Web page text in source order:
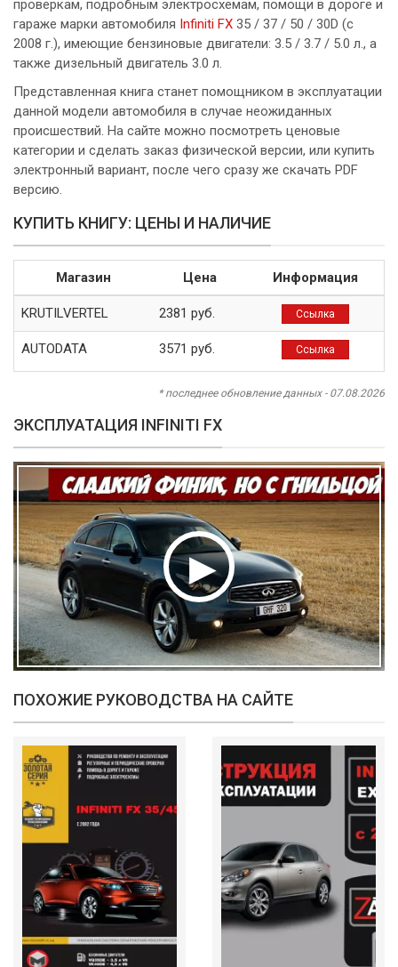
проверкам, подробным электросхемам, помощи в дороге и
гараже марки автомобиля Infiniti FX 35 / 37 / 50 / 30D (с
2008 г.), имеющие бензиновые двигатели: 3.5 / 3.7 / 5.0 л., а
также дизельный двигатель 3.0 л.
Представленная книга станет помощником в эксплуатации
данной модели автомобиля в случае неожиданных
происшествий. На сайте можно посмотреть ценовые
категории и сделать заказ физической версии, или купить
электронный вариант, после чего сразу же скачать PDF
версию.
КУПИТЬ КНИГУ: ЦЕНЫ И НАЛИЧИЕ
Магазин Цена Информация
KRUTILVERTEL 2381 руб. Ссылка
AUTODATA 3571 руб. Ссылка
* последнее обновление данных - 07.08.2026
ЭКСПЛУАТАЦИЯ INFINITI FX
ПОХОЖИЕ РУКОВОДСТВА НА САЙТЕ